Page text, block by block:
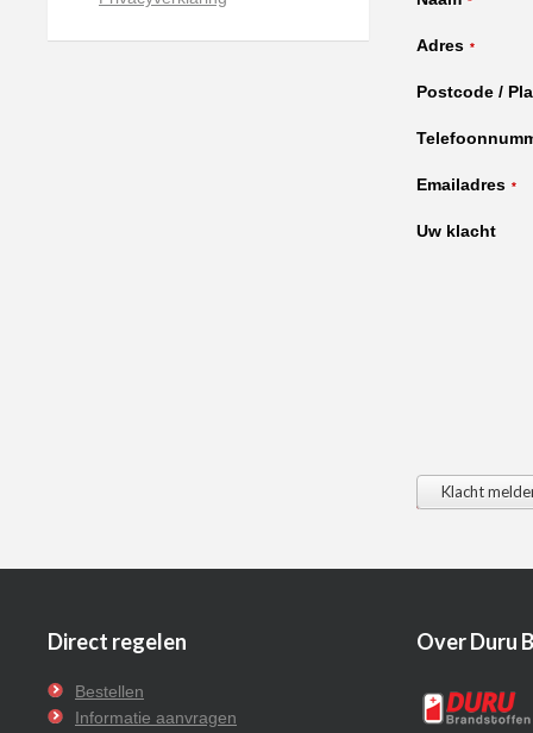
Adres *
Postcode /
Emailadres *
Uw klacht
Klacht
Direct regelen
Bestellen
Informatie aanvragen
Over Duru